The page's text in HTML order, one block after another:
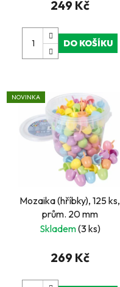
249 Kč
DO KOŠÍKU
NOVINKA
Mozaika (hříbky), 125 ks,
prům. 20 mm
Skladem(3 ks)
269 Kč